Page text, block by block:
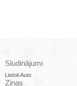
Sludinājumi
Lietoti Auto
Ziņas